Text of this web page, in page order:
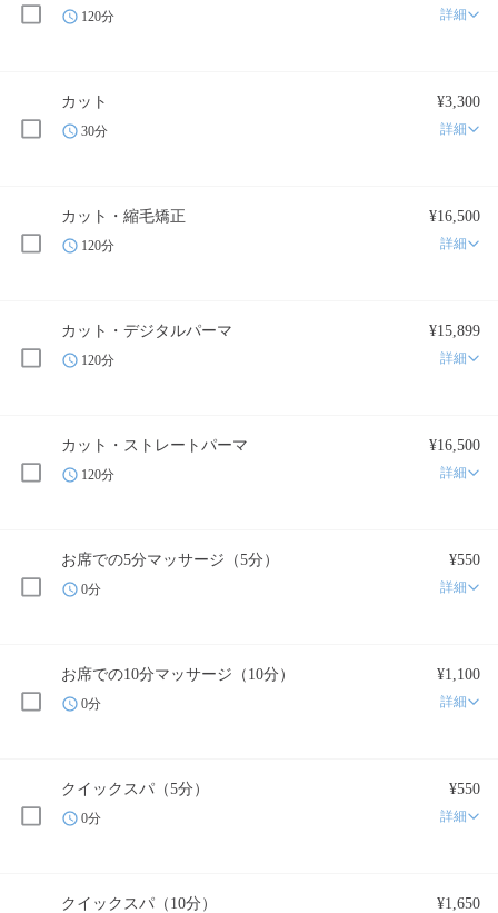
120分 詳細
カット ¥3,300
30分 詳細
カット・縮毛矯正 ¥16,500
120分 詳細
カット・デジタルパーマ ¥15,899
120分 詳細
カット・ストレートパーマ ¥16,500
120分 詳細
お席での5分マッサージ（5分） ¥550
0分 詳細
お席での10分マッサージ（10分） ¥1,100
0分 詳細
クイックスパ（5分） ¥550
0分 詳細
クイックスパ（10分） ¥1,650